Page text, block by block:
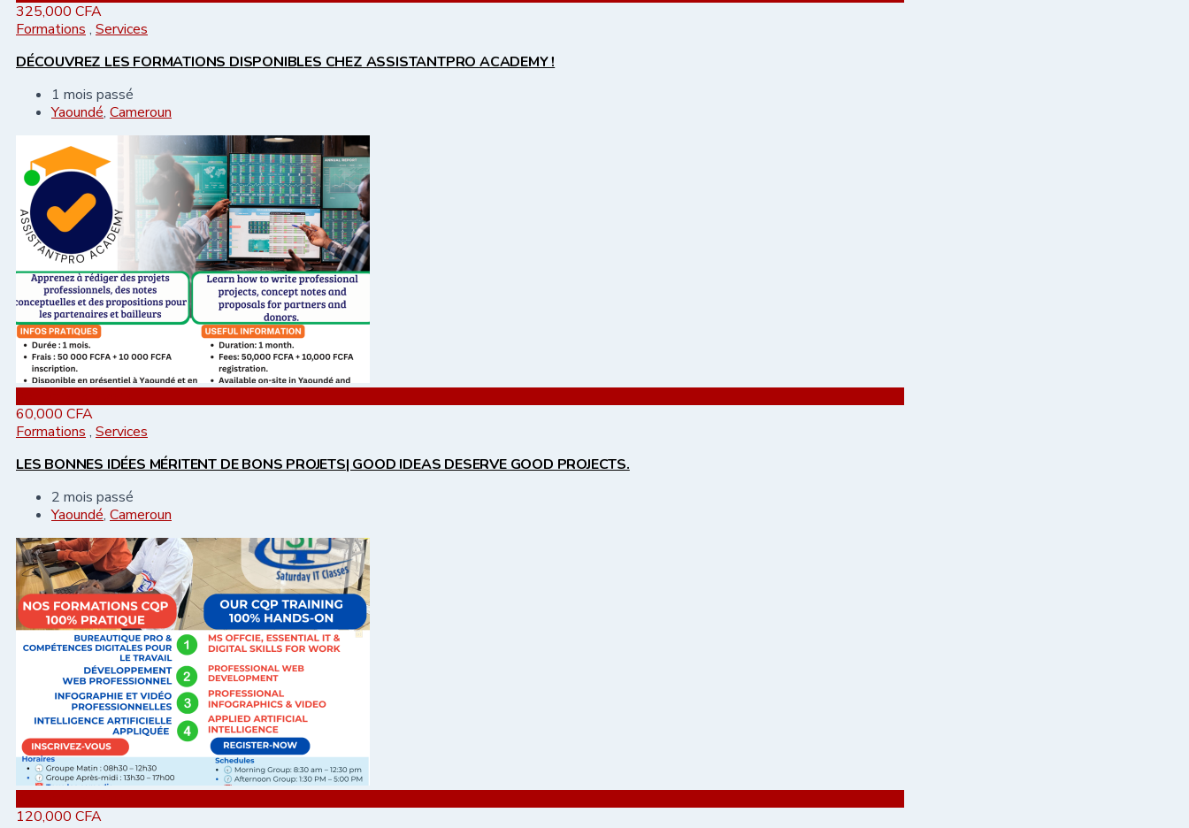
325,000 CFA
Formations , Services
DÉCOUVREZ LES FORMATIONS DISPONIBLES CHEZ ASSISTANTPRO ACADEMY !
1 mois passé
Yaoundé, Cameroun
60,000 CFA
Formations , Services
LES BONNES IDÉES MÉRITENT DE BONS PROJETS| GOOD IDEAS DESERVE GOOD PROJECTS.
2 mois passé
Yaoundé, Cameroun
120,000 CFA